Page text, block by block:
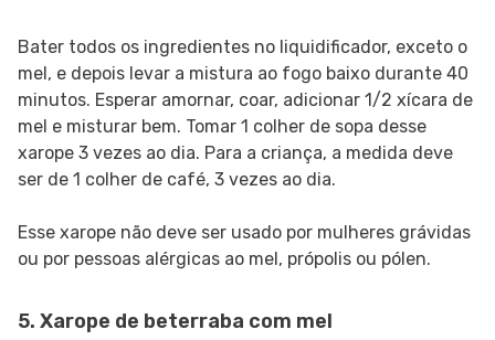
Bater todos os ingredientes no liquidificador, exceto o
mel, e depois levar a mistura ao fogo baixo durante 40
minutos. Esperar amornar, coar, adicionar 1/2 xícara de
mel e misturar bem. Tomar 1 colher de sopa desse
xarope 3 vezes ao dia. Para a criança, a medida deve
ser de 1 colher de café, 3 vezes ao dia.
Esse xarope não deve ser usado por mulheres grávidas
ou por pessoas alérgicas ao mel, própolis ou pólen.
5. Xarope de beterraba com mel